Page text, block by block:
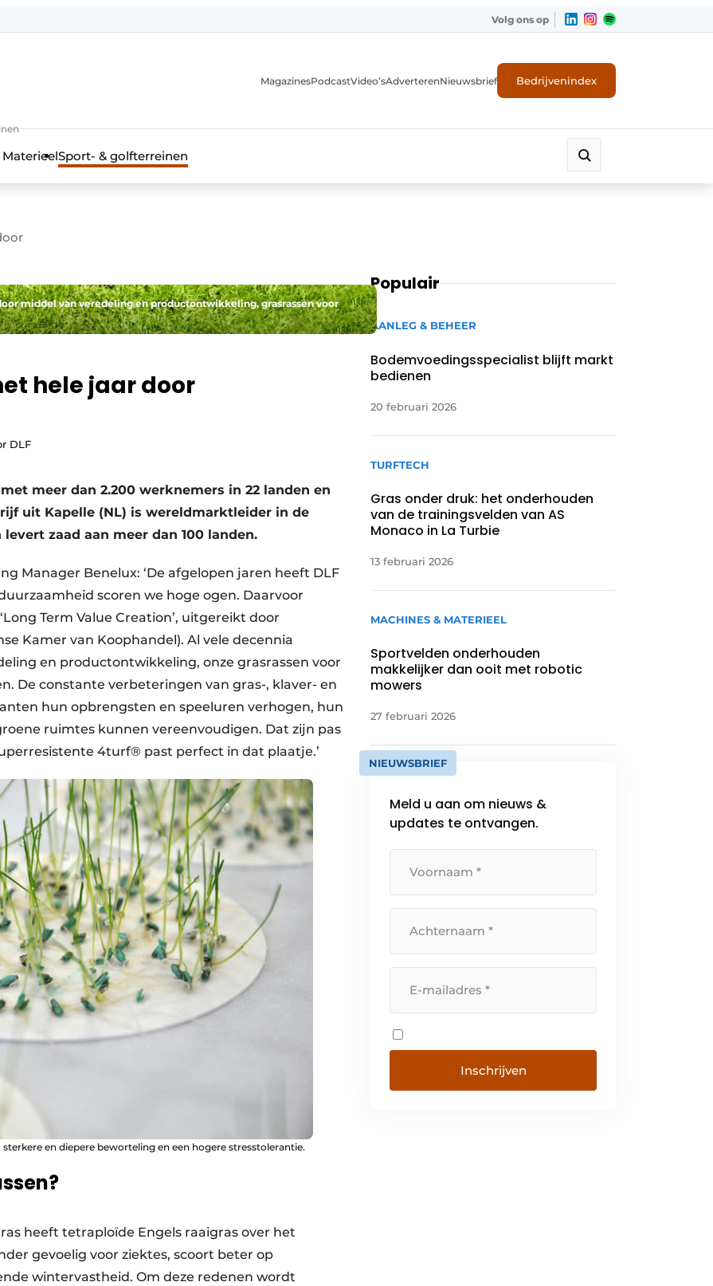
Volg ons op
MagazinesPodcastVideo’sAdverterenNieuwsbrief Bedrijvenindex
Sport- & golfterreinen
middel van veredeling en productontwikkeling, grasrassen voor
hele jaar door
DLF
meer dan 2.200 werknemers in 22 landen en
uit Kapelle (NL) is wereldmarktleider in de
zaad aan meer dan 100 landen.
Manager Benelux: ‘De afgelopen jaren heeft DLF
scoren we hoge ogen. Daarvoor
Term Value Creation’, uitgereikt door
Kamer van Koophandel). Al vele decennia
en productontwikkeling, onze grasrassen voor
De constante verbeteringen van gras-, klaver- en
hun opbrengsten en speeluren verhogen, hun
ruimtes kunnen vereenvoudigen. Dat zijn pas
4turf® past perfect in dat plaatje.’
en diepere beworteling en een hogere stresstolerantie.
heeft tetraploïde Engels raaigras over het
gevoelig voor ziektes, scoort beter op
wintervastheid. Om deze redenen wordt
Populair
AANLEG & BEHEER
Bodemvoedingsspecialist blijft markt
bedienen
20 februari 2026
TURFTECH
Gras onder druk: het onderhouden
van de trainingsvelden van AS
Monaco in La Turbie
13 februari 2026
MACHINES & MATERIEEL
Sportvelden onderhouden
makkelijker dan ooit met robotic
mowers
27 februari 2026
NIEUWSBRIEF
Meld u aan om nieuws &
updates te ontvangen.